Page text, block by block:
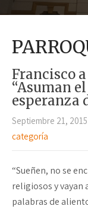
Francisco a
“Asuman
esperanza
Septiembre 21, 2015
categoría
“Sueñen, no se
religiosos y vayan
palabras de